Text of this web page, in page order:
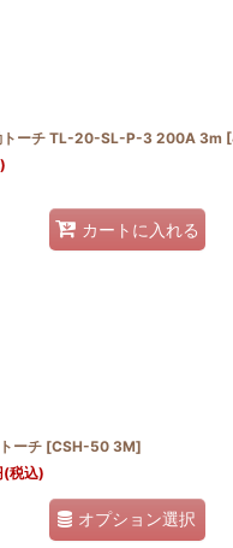
トーチ TL-20-SL-P-3 200A 3m [
カートに入れる
ーチ [CSH-50 3M]
(税込)
オプション選択